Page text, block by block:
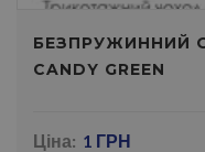
БЕЗПРУЖИННИЙ
CANDY GREEN
Ціна: 1 ГРН